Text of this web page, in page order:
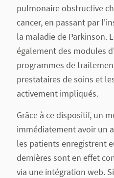
pulmonaire obstructive
cancer, en passant par
la maladie de Parkinson.
également des modules
programmes de
prestataires de soins et
activement impliqués.
Grâce à ce dispositif, un
immédiatement avoir un
les patients enregistrent
dernières sont en effet
via une intégration web.